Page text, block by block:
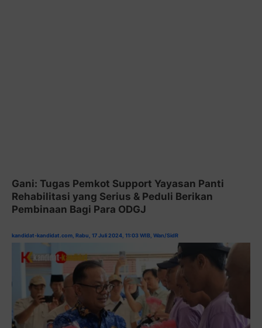
Gani: Tugas Pemkot Support Yayasan Panti
Rehabilitasi yang Serius & Peduli Berikan
Pembinaan Bagi Para ODGJ
kandidat-kandidat.com, Rabu, 17 Juli 2024, 11:03 WIB, Wan/SidR